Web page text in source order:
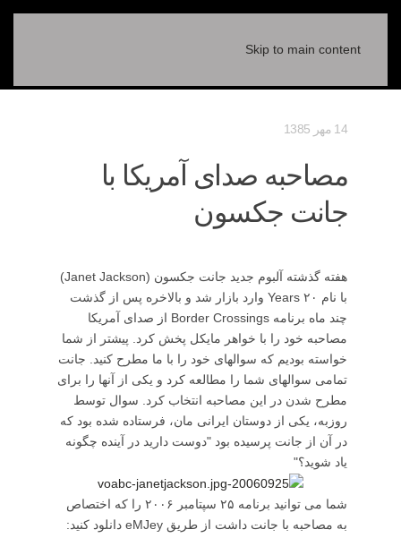
Skip to main content
14 مهر 1385
مصاحبه صدای آمریکا با
جانت جکسون
هفته گذشته آلبوم جدید جانت جکسون (Janet Jackson)
با نام ۲۰ Years وارد بازار شد و بالاخره پس از گذشت
چند ماه برنامه Border Crossings از صدای آمریکا
مصاحبه خود را با خواهر مایکل پخش کرد. پیشتر از شما
خواسته بودیم که سوالهای خود را با ما مطرح کنید. جانت
تمامی سوالهای شما را مطالعه کرد و یکی از آنها را برای
مطرح شدن در این مصاحبه انتخاب کرد. سوال توسط
روزبه، یکی از دوستان ایرانی مان، فرستاده شده بود که
در آن از جانت پرسیده بود "دوست دارید در آینده چگونه
یاد شوید؟"
شما می توانید برنامه ۲۵ سپتامبر ۲۰۰۶ را که اختصاص
به مصاحبه با جانت داشت از طریق eMJey دانلود کنید: